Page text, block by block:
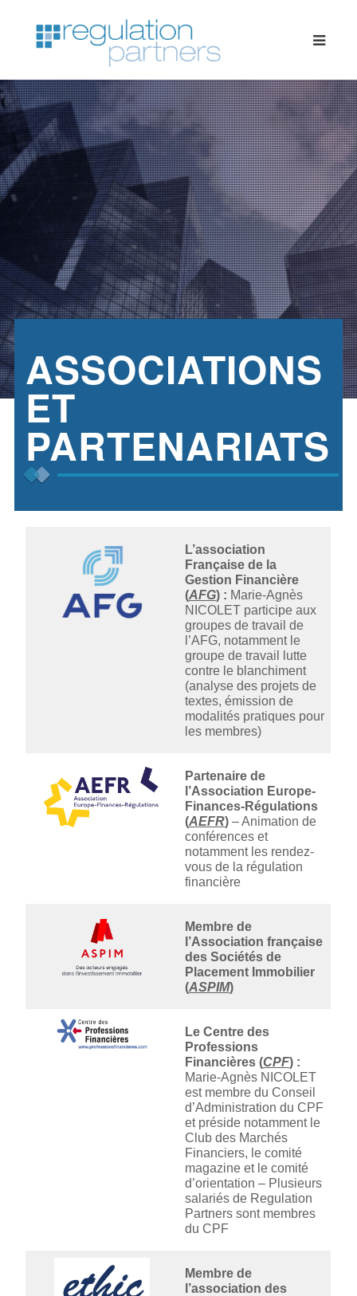
ASSOCIATIONS
ET
PARTENARIATS
L’association
Française de la
Gestion Financière
(AFG) : Marie-Agnès
NICOLET participe aux
groupes de travail de
l’AFG, notamment le
groupe de travail lutte
contre le blanchiment
(analyse des projets de
textes, émission de
modalités pratiques pour
les membres)
Partenaire de
l’Association Europe-
Finances-Régulations
(AEFR)– Animation de
conférences et
notamment les rendez-
vous de la régulation
financière
Membre de
l’Association française
des Sociétés de
Placement Immobilier
(ASPIM)
Le Centre des
Professions
Financières (CPF) :
Marie-Agnès NICOLET
est membre du Conseil
d’Administration du CPF
et préside notamment le
Club des Marchés
Financiers, le comité
magazine et le comité
d’orientation – Plusieurs
salariés de Regulation
Partners sont membres
du CPF
Membre de
l’association des